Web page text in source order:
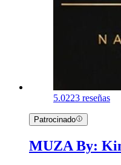
5.0223 reseñas
Patrocinado
MUZA By: